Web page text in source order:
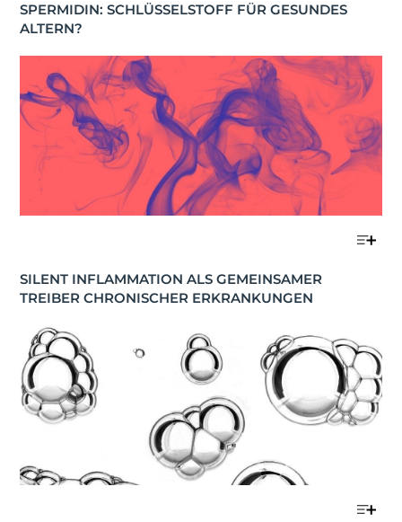
SPERMIDIN: SCHLÜSSELSTOFF FÜR GESUNDES
ALTERN?
SILENT INFLAMMATION ALS GEMEINSAMER
TREIBER CHRONISCHER ERKRANKUNGEN